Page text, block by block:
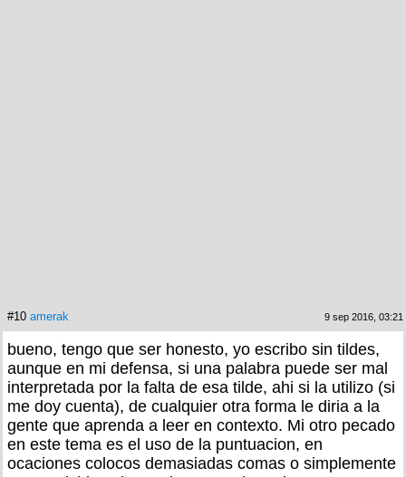
#10 amerak 9 sep 2016, 03:21
bueno, tengo que ser honesto, yo escribo sin tildes,
aunque en mi defensa, si una palabra puede ser mal
interpretada por la falta de esa tilde, ahi si la utilizo (si
me doy cuenta), de cualquier otra forma le diria a la
gente que aprenda a leer en contexto. Mi otro pecado
en este tema es el uso de la puntuacion, en
ocaciones colocos demasiadas comas o simplemente